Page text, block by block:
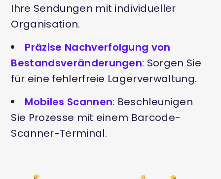
Ihre Sendungen mit individueller
Organisation.
Präzise Nachverfolgung von
Bestandsveränderungen: Sorgen Sie
für eine fehlerfreie Lagerverwaltung.
Mobiles Scannen: Beschleunigen
Sie Prozesse mit einem Barcode-
Scanner-Terminal.